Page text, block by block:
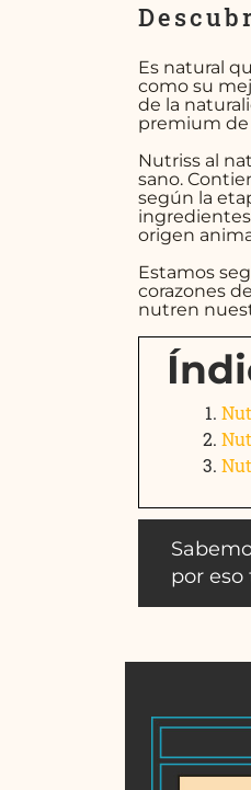
Es natural
como su
de la
premium de
Nutriss al
sano.
según la
origen
Estamos
corazones
nutren
por